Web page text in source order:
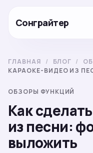
Сонграйтер
ГЛАВНАЯ / БЛОГ /
КАРАОКЕ-ВИДЕО ИЗ
ОБЗОРЫ ФУНКЦИЙ
Как
из песни:
выложить